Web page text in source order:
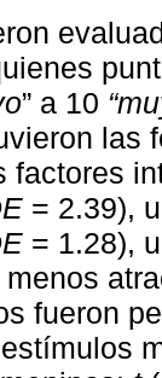
” a 10
las
factores
= 2.39),
= 1.28),
menos
fueron